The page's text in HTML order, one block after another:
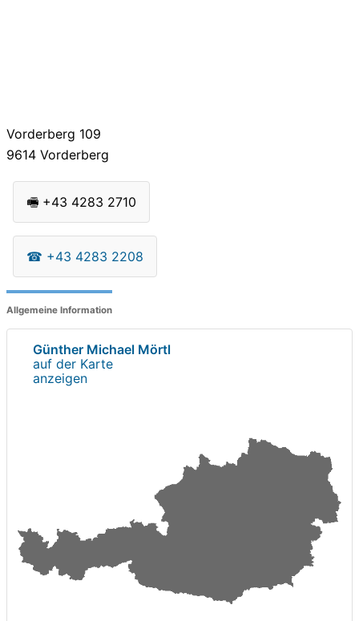
Vorderberg 109
9614 Vorderberg
🖷 +43 4283 2710
☎ +43 4283 2208
Allgemeine Information
Günther Michael Mörtl
auf der Karte
anzeigen